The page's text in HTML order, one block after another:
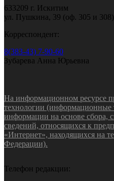
633209 г. Искитим
ул. Пушкина, 39 (оф. 305 и 308)
Корреспондент:
8(383-43) 7-90-60
Зубарева Анна Юрьевна
На информационном ресурсе
технологии (информационные
информации на основе сбора,
сведений, относящихся к
«Интернет», находящихся на
Федерации).
Телефон редакции: